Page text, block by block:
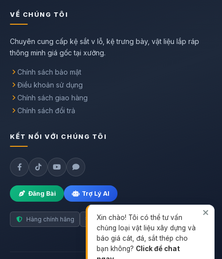
VỀ CHÚNG TÔI
Chuyên cung cấp kệ sắt v lỗ, kệ trưng bày, vật liệu lắp ráp
thông minh giá gốc tại xưởng.
Chính sách bảo mật
Điều khoản sử dụng
Chính sách giao hàng
Chính sách đổi trả
KẾT NỐI VỚI CHÚNG TÔI
Đăng Bài Trợ Lý AI
Hàng chính hãng Giao nhanh toàn quốc
Xin chào! Tôi có thể tư vấn
chủng loại vật liệu xây dựng và
báo giá cát, đá, sắt thép cho
bạn không? Click để chat